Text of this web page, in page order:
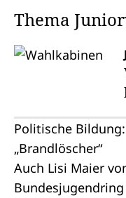
Thema
Politische
„Brandlöscher“
Auch Lisi Maier